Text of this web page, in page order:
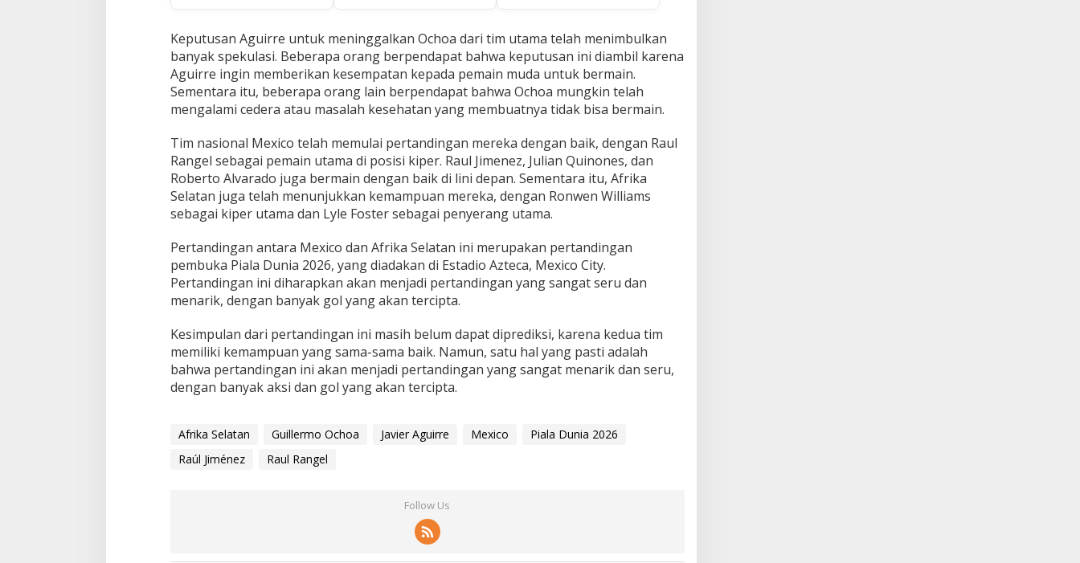
Keputusan Aguirre untuk meninggalkan Ochoa dari tim utama telah menimbulkan
banyak spekulasi. Beberapa orang berpendapat bahwa keputusan ini diambil karena
Aguirre ingin memberikan kesempatan kepada pemain muda untuk bermain.
Sementara itu, beberapa orang lain berpendapat bahwa Ochoa mungkin telah
mengalami cedera atau masalah kesehatan yang membuatnya tidak bisa bermain.
Tim nasional Mexico telah memulai pertandingan mereka dengan baik, dengan Raul
Rangel sebagai pemain utama di posisi kiper. Raul Jimenez, Julian Quinones, dan
Roberto Alvarado juga bermain dengan baik di lini depan. Sementara itu, Afrika
Selatan juga telah menunjukkan kemampuan mereka, dengan Ronwen Williams
sebagai kiper utama dan Lyle Foster sebagai penyerang utama.
Pertandingan antara Mexico dan Afrika Selatan ini merupakan pertandingan
pembuka Piala Dunia 2026, yang diadakan di Estadio Azteca, Mexico City.
Pertandingan ini diharapkan akan menjadi pertandingan yang sangat seru dan
menarik, dengan banyak gol yang akan tercipta.
Kesimpulan dari pertandingan ini masih belum dapat diprediksi, karena kedua tim
memiliki kemampuan yang sama-sama baik. Namun, satu hal yang pasti adalah
bahwa pertandingan ini akan menjadi pertandingan yang sangat menarik dan seru,
dengan banyak aksi dan gol yang akan tercipta.
Afrika Selatan Guillermo Ochoa Javier Aguirre Mexico
Piala Dunia 2026
Raúl Jiménez
Raul Rangel
Follow Us